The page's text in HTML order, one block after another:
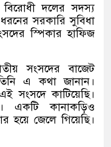
দলের সদস্য
সরকারি সুবিধা
স্পিকার হাফিজ
সংসদের বাজেট
এ কথা জানান।
সংসদে কাটিয়েছি।
একটি কানাকড়িও
হয়ে জেলে গিয়েছি।